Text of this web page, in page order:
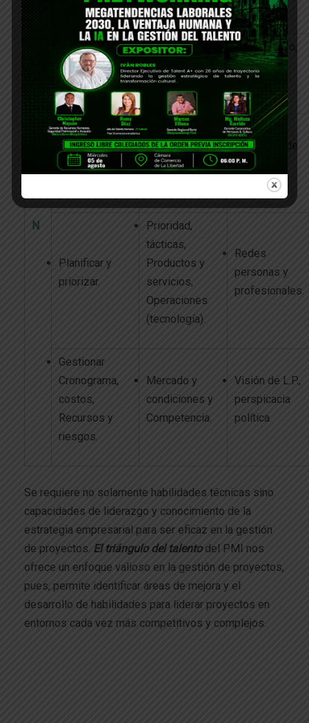
G
T
N
expertos.
Informes
financieros
seleccionados.
Estrategias
maximizan el
negocio.
Colaborativo,
generar
Adaptación
(Tradicional y
agilidad).
Estrategia,
Misión,
objetivos y
Búsqueda de
consenso.
Planificar y
priorizar.
Prioridad,
tácticas,
Productos y
servicios,
Operaciones
(tecnología).
Redes
personas y
profesionales.
Gestionar
Cronograma,
costos,
Recursos y
riesgos.
Mercado y
condiciones y
Competencia.
Visión de L.P.,
perspicacia
política.
Se requiere no solamente habilidades técnicas sino
capacidades de liderazgo y conocimiento de la
estrategia empresarial para ser eficaz en la gestión
de proyectos. El triángulo del talentodel PMI nos
ofrece un enfoque valioso en la gestión de proyectos,
pues, permite identificar áreas de mejora y el
desarrollo de habilidades para liderar proyectos en
entornos cada vez más competitivos y complejos.